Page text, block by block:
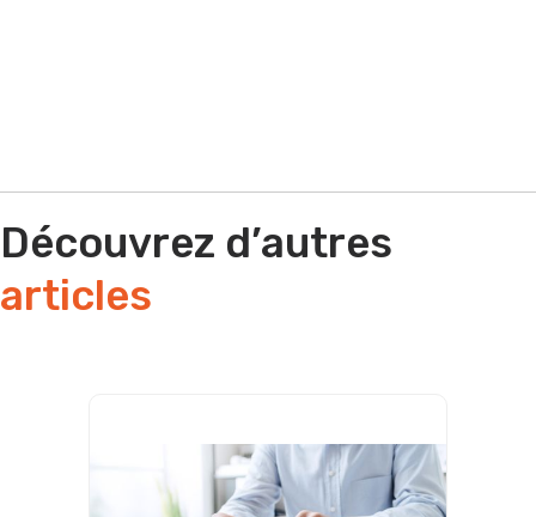
Découvrez d’autres
articles